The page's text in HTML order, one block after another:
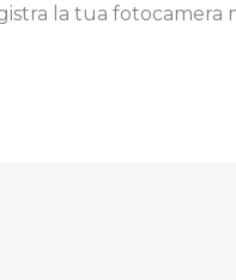
la tua